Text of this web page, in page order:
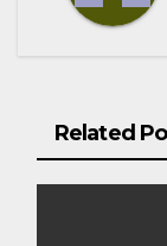
Related